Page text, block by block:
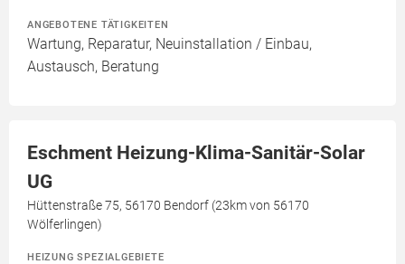
ANGEBOTENE TÄTIGKEITEN
Wartung, Reparatur, Neuinstallation / Einbau,
Austausch, Beratung
Eschment Heizung-Klima-Sanitär-Solar
UG
Hüttenstraße 75, 56170 Bendorf (23km von 56170
Wölferlingen)
HEIZUNG SPEZIALGEBIETE